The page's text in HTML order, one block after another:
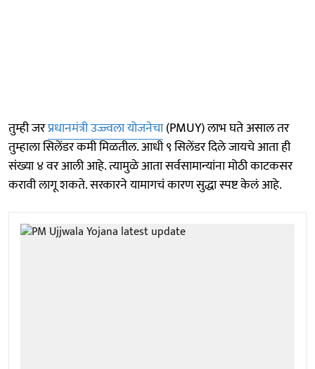
तुम्ही जरप्रधानमंत्री उज्ज्वला योजनेचा(PMUY) लाभ घते असाल तर
तुम्हाला सिलेंडर कमी मिळतील. आधी ९ सिलेंडर दिले जायचे आता ही
संख्या ४ वर आली आहे. त्यामुळे आता सर्वसामान्यांना मोठी काटकसर
करावी लागू शकते. सरकारने यामागचं कारण सुद्धा स्पष्ट केलं आहे.